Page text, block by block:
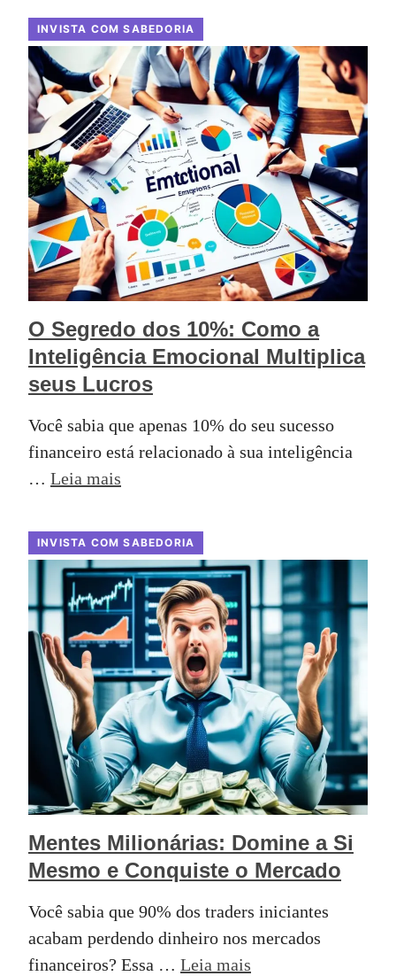
INVISTA COM SABEDORIA
O Segredo dos 10%: Como a
Inteligência Emocional Multiplica
seus Lucros
Você sabia que apenas 10% do seu sucesso
financeiro está relacionado à sua inteligência
… Leia mais
INVISTA COM SABEDORIA
Mentes Milionárias: Domine a Si
Mesmo e Conquiste o Mercado
Você sabia que 90% dos traders iniciantes
acabam perdendo dinheiro nos mercados
financeiros? Essa … Leia mais